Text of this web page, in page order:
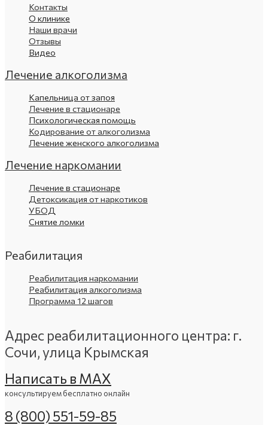
Контакты
О клинике
Наши врачи
Отзывы
Видео
Лечение алкоголизма
Капельница от запоя
Лечение в стационаре
Психологическая помощь
Кодирование от алкоголизма
Лечение женского алкоголизма
Лечение наркомании
Лечение в стационаре
Детоксикация от наркотиков
УБОД
Снятие ломки
Реабилитация
Реабилитация наркомании
Реабилитация алкоголизма
Программа 12 шагов
Адрес реабилитационного центра: г.
Сочи, улица Крымская
Написать в МАХ
консультируем бесплатно онлайн
8 (800) 551-59-85